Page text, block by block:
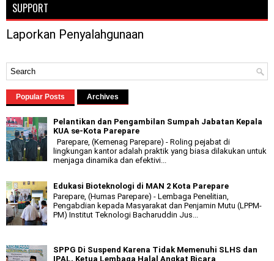
SUPPORT
Laporkan Penyalahgunaan
Popular Posts Archives
Pelantikan dan Pengambilan Sumpah Jabatan Kepala
KUA se-Kota Parepare
Parepare, (Kemenag Parepare) - Roling pejabat di
lingkungan kantor adalah praktik yang biasa dilakukan untuk
menjaga dinamika dan efektivi...
Edukasi Bioteknologi di MAN 2 Kota Parepare
Parepare, (Humas Parepare) - Lembaga Penelitian,
Pengabdian kepada Masyarakat dan Penjamin Mutu (LPPM-
PM) Institut Teknologi Bacharuddin Jus...
SPPG Di Suspend Karena Tidak Memenuhi SLHS dan
IPAL, Ketua Lembaga Halal Angkat Bicara